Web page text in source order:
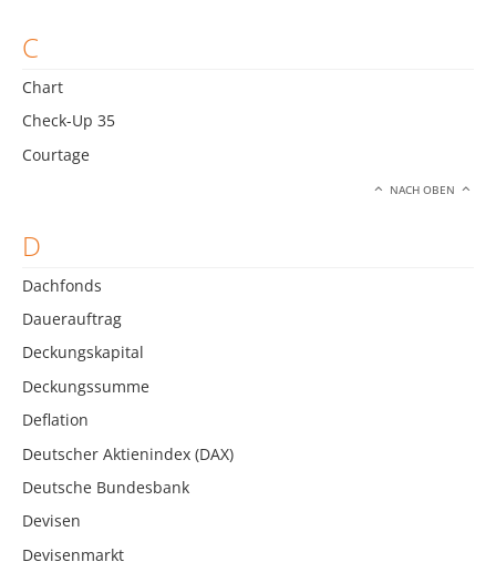
C
Chart
Check-Up 35
Courtage
NACH OBEN
D
Dachfonds
Dauerauftrag
Deckungskapital
Deckungssumme
Deflation
Deutscher Aktienindex (DAX)
Deutsche Bundesbank
Devisen
Devisenmarkt